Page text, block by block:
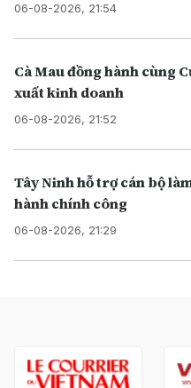
06-08-2026, 21:54
Cà Mau đồng hành cùng
xuất kinh doanh
06-08-2026, 21:52
Tây Ninh hỗ trợ cán bộ
hành chính công
06-08-2026, 21:29